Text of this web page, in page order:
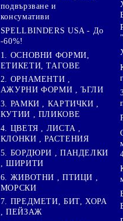
подвързване и
консумативи
SPELLBINDERS USA - До
-60%!
1. ОСНОВНИ ФОРМИ,
ЕТИКЕТИ, ТАГОВЕ
2. ОРНАМЕНТИ ,
АЖУРНИ ФОРМИ , ЪГЛИ
3. РАМКИ , КАРТИЧКИ ,
КУТИИ , ПЛИКОВЕ
4. ЦВЕТЯ , ЛИСТА ,
КЛОНКИ , РАСТЕНИЯ
5. БОРДЮРИ , ПАНДЕЛКИ
, ШИРИТИ
6. ЖИВОТНИ , ПТИЦИ ,
МОРСКИ
7. ПРЕДМЕТИ, БИТ, ХОРА
, ПЕЙЗАЖ